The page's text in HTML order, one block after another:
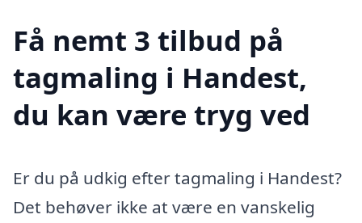
Få nemt 3 tilbud på
tagmaling i Handest,
du kan være tryg ved
Er du på udkig efter tagmaling i Handest?
Det behøver ikke at være en vanskelig